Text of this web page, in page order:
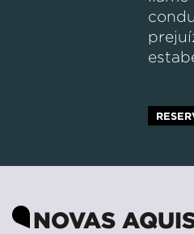
NOVAS